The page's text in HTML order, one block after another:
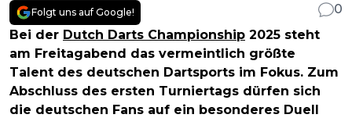
Folgt uns auf Google!
0
Bei der Dutch Darts Championship 2025 steht
am Freitagabend das vermeintlich größte
Talent des deutschen Dartsports im Fokus. Zum
Abschluss des ersten Turniertags dürfen sich
die deutschen Fans auf ein besonderes Duell